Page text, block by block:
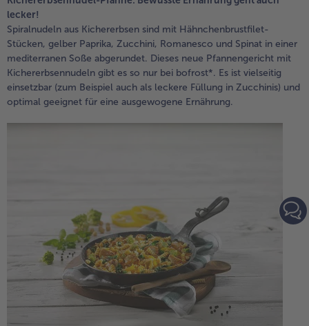
lecker!
Spiralnudeln aus Kichererbsen sind mit Hähnchenbrustfilet-
Stücken, gelber Paprika, Zucchini, Romanesco und Spinat in einer
mediterranen Soße abgerundet. Dieses neue Pfannengericht mit
Kichererbsennudeln gibt es so nur bei bofrost*. Es ist vielseitig
einsetzbar (zum Beispiel auch als leckere Füllung in Zucchinis) und
optimal geeignet für eine ausgewogene Ernährung.